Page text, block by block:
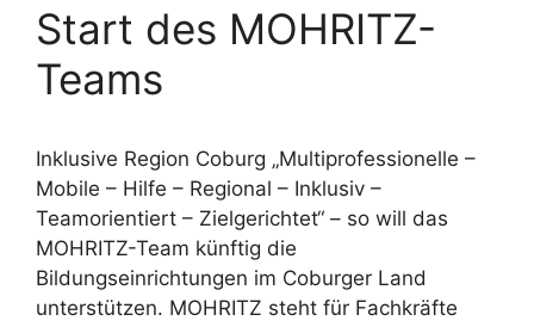
Start des MOHRITZ-
Teams
Inklusive Region Coburg „Multiprofessionelle –
Mobile – Hilfe – Regional – Inklusiv –
Teamorientiert – Zielgerichtet“ – so will das
MOHRITZ-Team künftig die
Bildungseinrichtungen im Coburger Land
unterstützen. MOHRITZ steht für Fachkräfte